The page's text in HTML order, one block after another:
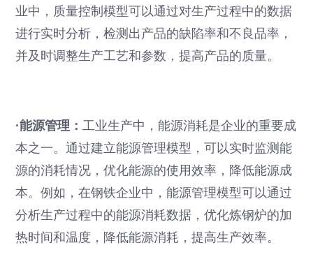
业中，质量控制模型可以通过对生产过程中的数据
进行实时分析，检测出产品的缺陷率和不良品率，
并及时调整生产工艺和参数，提高产品的质量。
·能源管理： 工业生产中，能源消耗是企业的重要成
本之一。通过建立能源管理模型，可以实时监测能
源的消耗情况，优化能源的使用效率，降低能源成
本。例如，在钢铁企业中，能源管理模型可以通过
分析生产过程中的能源消耗数据，优化炼钢炉的加
热时间和温度，降低能源消耗，提高生产效率。